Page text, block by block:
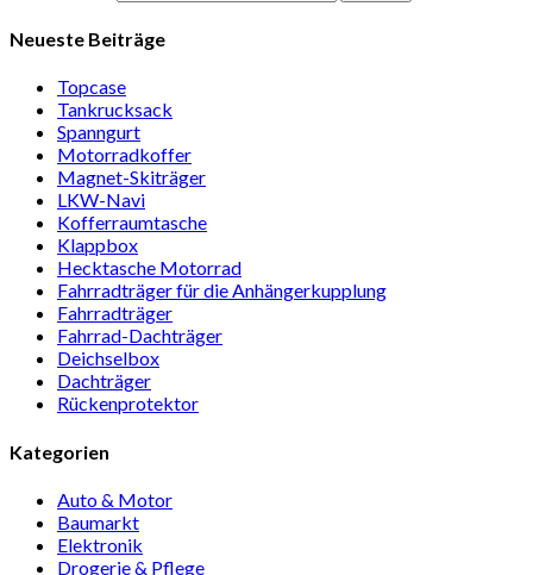
Neueste Beiträge
Topcase
Tan­kruck­sack
Spann­gurt
Motor­rad­koffer
Magnet-Ski­träger
LKW-Navi
Kof­fer­raum­ta­sche
Klappbox
Heck­ta­sche Motorrad
Fahr­rad­träger für die Anhän­ger­kup­p­lung
Fahr­rad­träger
Fahrrad-Dach­träger
Deich­selbox
Dach­träger
Rücken­pro­tektor
Kategorien
Auto & Motor
Baumarkt
Elektronik
Drogerie & Pflege